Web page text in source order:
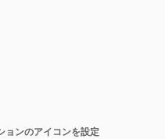
ョンのアイコンを設定